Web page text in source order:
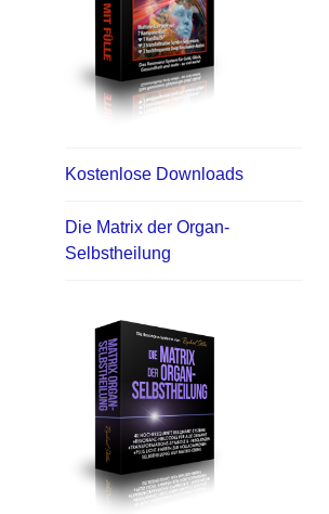
Kostenlose Downloads
Die Matrix der Organ-
Selbstheilung